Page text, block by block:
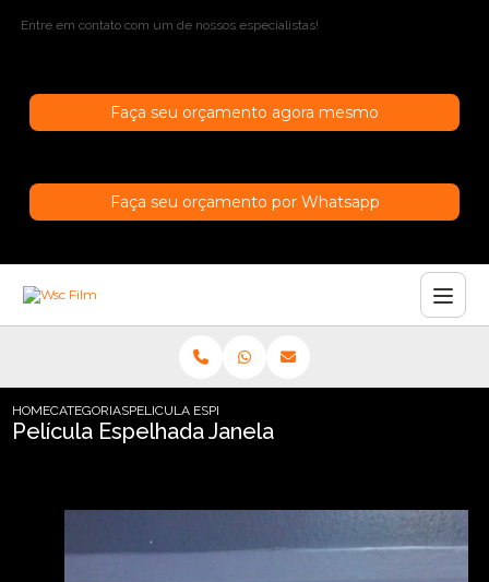
Entre em contato com um de nossos especialistas!
Faça seu orçamento agora mesmo
Faça seu orçamento por Whatsapp
HOMECATEGORIASPELICULA ESPELHADA JANELA
Película Espelhada Janela